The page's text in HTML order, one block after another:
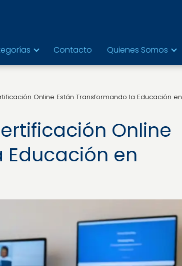
Contacto Quienes Somos
Online Están Transformando la Educación en
Online
Educación en